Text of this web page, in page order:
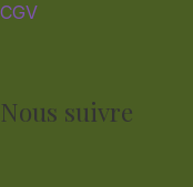
CGV
Nous suivre